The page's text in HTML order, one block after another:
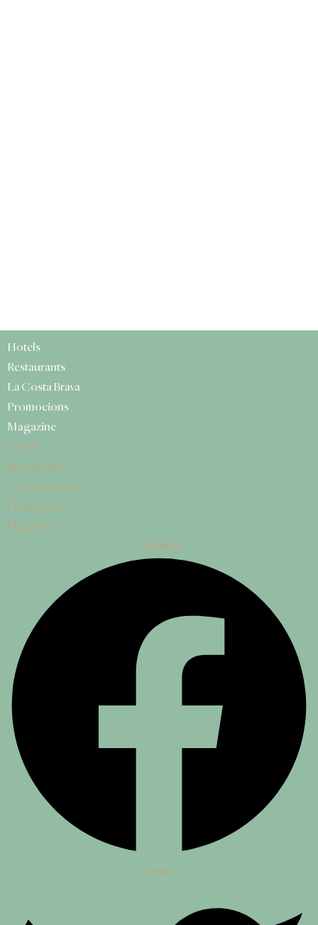
Hotels
Restaurants
La Costa Brava
Promocions
Magazine
Hotels
Restaurants
La Costa Brava
Promocions
Magazine
Facebook
Twitter